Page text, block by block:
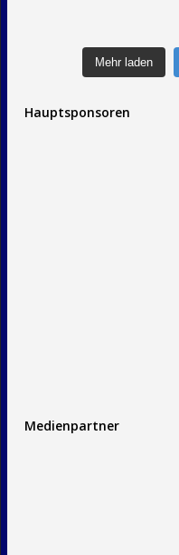
Mehr laden
Hauptsponsoren
Medienpartner